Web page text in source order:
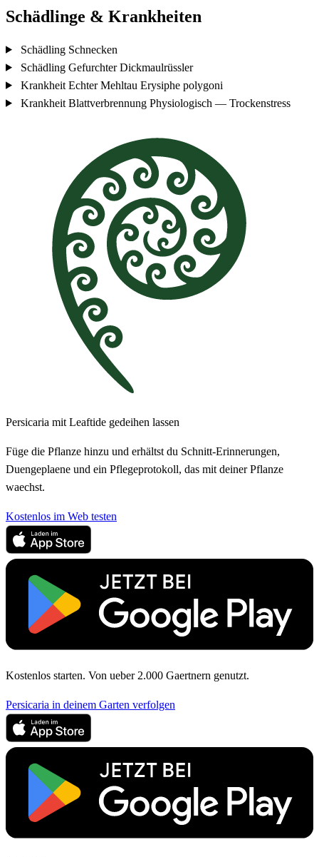
Schädlinge & Krankheiten
Schädling Schnecken
Schädling Gefurchter Dickmaulrüssler
Krankheit Echter Mehltau Erysiphe polygoni
Krankheit Blattverbrennung Physiologisch — Trockenstress
Persicaria mit Leaftide gedeihen lassen
Füge die Pflanze hinzu und erhältst du Schnitt-Erinnerungen,
Duengeplaene und ein Pflegeprotokoll, das mit deiner Pflanze
waechst.
Kostenlos im Web testen
Kostenlos starten. Von ueber 2.000 Gaertnern genutzt.
Persicaria in deinem Garten verfolgen